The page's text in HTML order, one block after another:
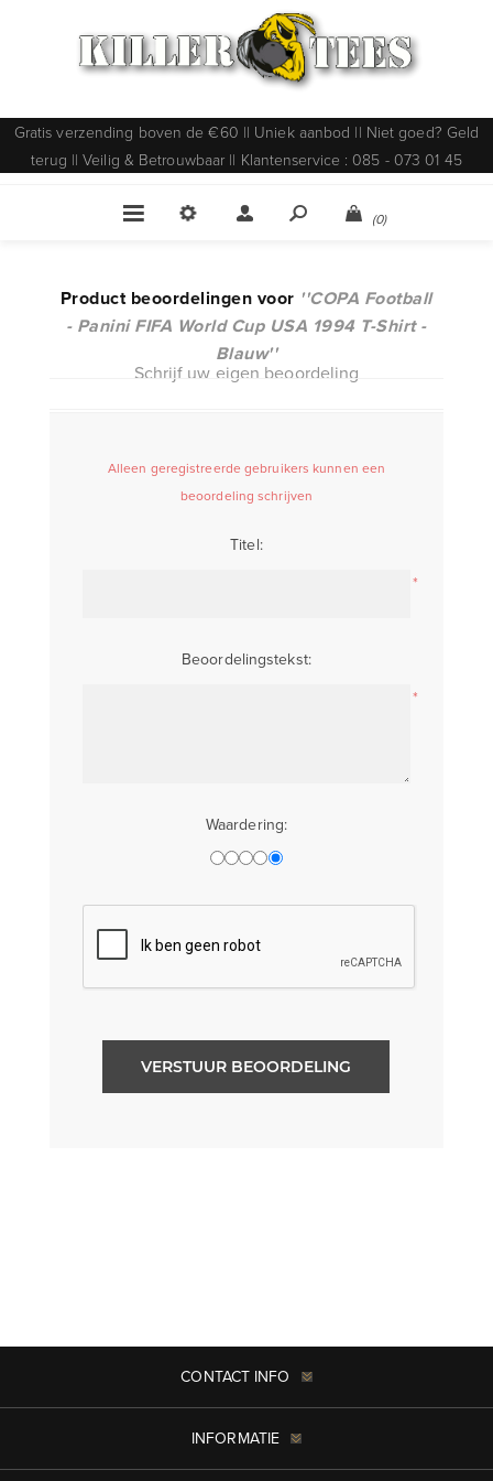
Gratis verzending boven de €60 || Uniek aanbod || Niet goed? Geld
terug || Veilig & Betrouwbaar || Klantenservice : 085 - 073 01 45
(0)
Product beoordelingen voor
COPA Football
- Panini FIFA World Cup USA 1994 T-Shirt -
Blauw
Schrijf uw eigen beoordeling
Alleen geregistreerde gebruikers kunnen een
beoordeling schrijven
Titel:
*
Beoordelingstekst:
*
Waardering:
VERSTUUR BEOORDELING
CONTACT INFO
INFORMATIE